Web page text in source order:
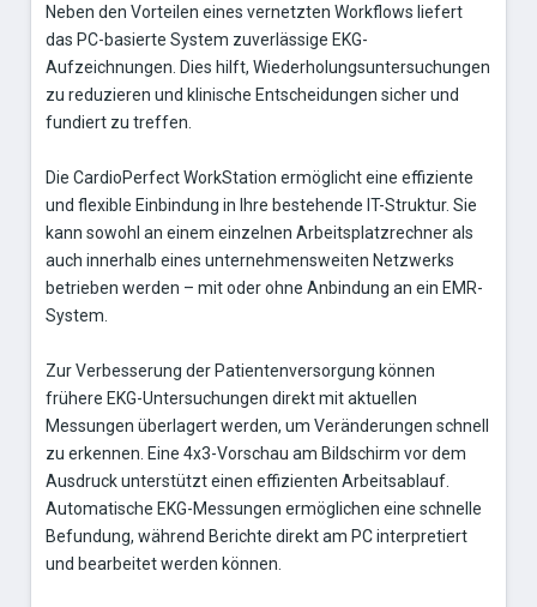
Neben den Vorteilen eines vernetzten Workflows liefert
das PC-basierte System zuverlässige EKG-
Aufzeichnungen. Dies hilft, Wiederholungsuntersuchungen
zu reduzieren und klinische Entscheidungen sicher und
fundiert zu treffen.
Die CardioPerfect WorkStation ermöglicht eine effiziente
und flexible Einbindung in Ihre bestehende IT-Struktur. Sie
kann sowohl an einem einzelnen Arbeitsplatzrechner als
auch innerhalb eines unternehmensweiten Netzwerks
betrieben werden – mit oder ohne Anbindung an ein EMR-
System.
Zur Verbesserung der Patientenversorgung können
frühere EKG-Untersuchungen direkt mit aktuellen
Messungen überlagert werden, um Veränderungen schnell
zu erkennen. Eine 4x3-Vorschau am Bildschirm vor dem
Ausdruck unterstützt einen effizienten Arbeitsablauf.
Automatische EKG-Messungen ermöglichen eine schnelle
Befundung, während Berichte direkt am PC interpretiert
und bearbeitet werden können.